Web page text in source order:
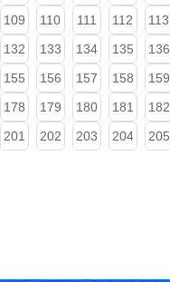
109 110 111 112 113
132 133 134 135 136
155 156 157 158 159
178 179 180 181 182
201 202 203 204 205